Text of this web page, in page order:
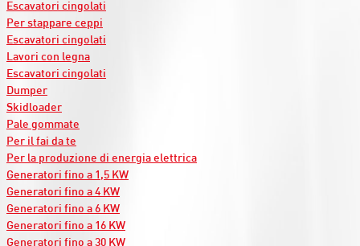
Escavatori cingolati
Per stappare ceppi
Escavatori cingolati
Lavori con legna
Escavatori cingolati
Dumper
Skidloader
Pale gommate
Per il fai da te
Per la produzione di energia elettrica
Generatori fino a 1,5 KW
Generatori fino a 4 KW
Generatori fino a 6 KW
Generatori fino a 16 KW
Generatori fino a 30 KW